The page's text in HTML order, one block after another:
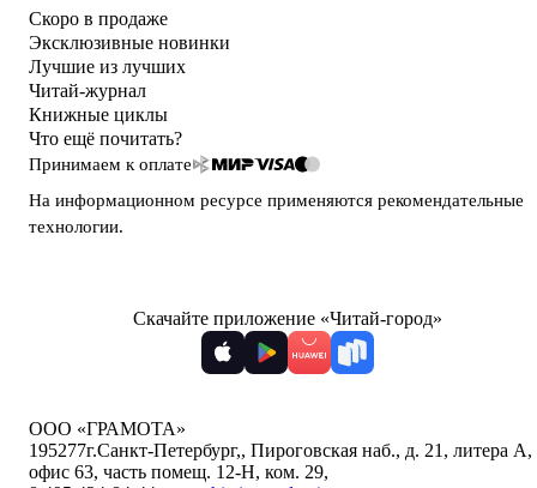
Скоро в продаже
Эксклюзивные новинки
Лучшие из лучших
Читай-журнал
Книжные циклы
Что ещё почитать?
Принимаем к оплате
На информационном ресурсе применяются рекомендательные
технологии.
Скачайте приложение «Читай-город»
ООО «ГРАМОТА»
195277г.Санкт-Петербург,, Пироговская наб., д. 21, литера А,
офис 63, часть помещ. 12-Н, ком. 29,